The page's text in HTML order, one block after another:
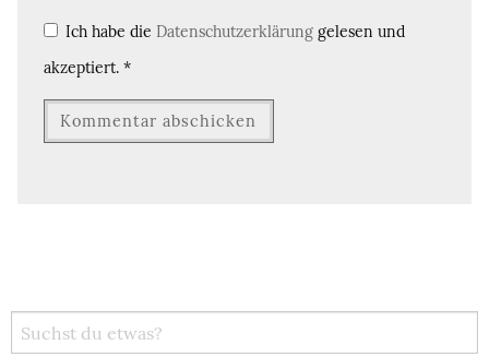
Ich habe die Datenschutzerklärung gelesen und
akzeptiert. *